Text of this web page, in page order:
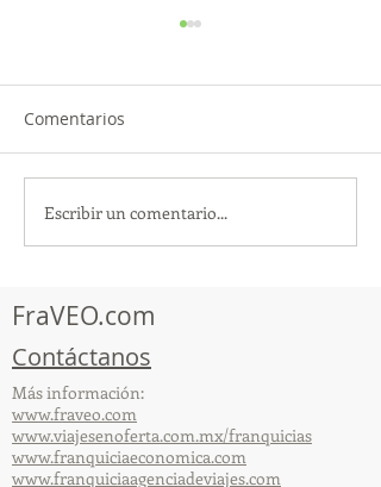
¡Acapulco y Guerrero se
Visten de Fiesta!
Comentarios
Escribir un comentario...
FraVEO.com
Contáctanos
Más información:
www.fraveo.com
www.viajesenoferta.com.mx/franquicias
www.franquiciaeconomica.com
www.franquiciaagenciadeviajes.com